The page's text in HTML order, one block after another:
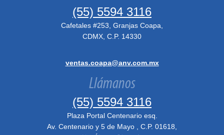
(55) 5594 3116
Cafetales #253, Granjas Coapa,
CDMX, C.P. 14330
ventas.coapa@anv.com.mx
Llámanos
(55) 5594 3116
Plaza Portal Centenario esq.
Av. Centenario y 5 de Mayo , C.P. 01618,